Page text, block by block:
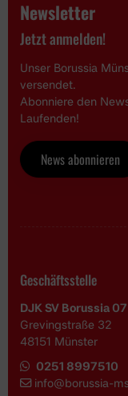
Newsletter
Jetzt anmelden!
Unser Borussia
versendet.
Abonniere den
Laufenden!
News abonnieren
Geschäftsstelle
DJK SV Borussia
Grevingstraße 32
48151 Münster
0251 8997510
info@borussia-